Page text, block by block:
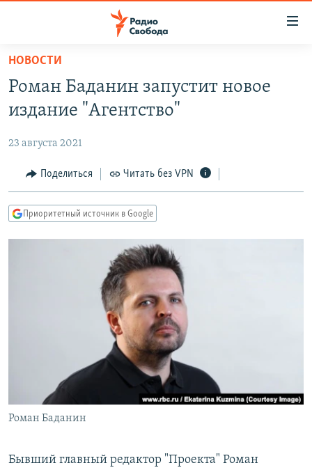
упрощенного
доступа
основному
Вернутся
главной
навигации
Вернутся
ЦИТАТЫ СВОБОДЫ
МНЕНИЯ
IDEL.РЕАЛИИ
СИБИРЬ.РЕАЛИИ
РАСПИСАНИЕ ВЕЩАНИЯ
ПОДПИШИТЕСЬ НА РАССЫЛКУ
СОЦИАЛЬНЫЕ СЕТИ
НОВОСТИ
Роман Баданин запустит новое
издание "Агентство"
23 августа 2021
Поделиться Читать без VPN
Приоритетный источник в Google
Роман Баданин
Бывший главный редактор "Проекта" Роман